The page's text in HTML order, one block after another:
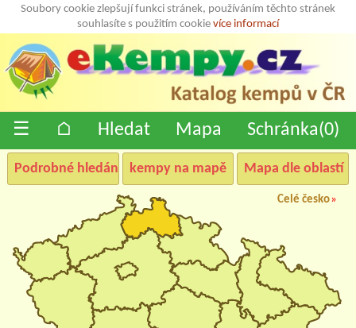
Soubory cookie zlepšují funkci stránek, používáním těchto stránek
souhlasíte s použitím cookie více informací
☰ ⌂ Hledat Mapa Schránka(0)
Podrobné hledání kempy na mapě Mapa dle oblastí
Celé česko»